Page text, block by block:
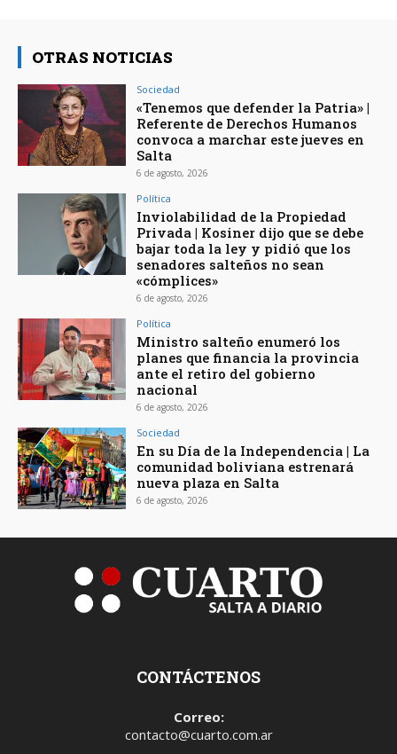
OTRAS NOTICIAS
Sociedad
«Tenemos que defender la Patria» |
Referente de Derechos Humanos
convoca a marchar este jueves en
Salta
6 de agosto, 2026
Política
Inviolabilidad de la Propiedad
Privada | Kosiner dijo que se debe
bajar toda la ley y pidió que los
senadores salteños no sean
«cómplices»
6 de agosto, 2026
Política
Ministro salteño enumeró los
planes que financia la provincia
ante el retiro del gobierno
nacional
6 de agosto, 2026
Sociedad
En su Día de la Independencia | La
comunidad boliviana estrenará
nueva plaza en Salta
6 de agosto, 2026
CONTÁCTENOS
Correo:
contacto@cuarto.com.ar